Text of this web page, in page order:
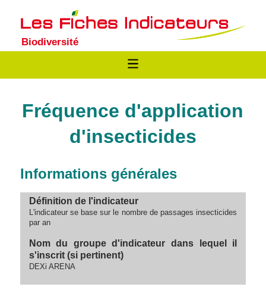
Biodiversité
Fréquence d'application
d'insecticides
Informations générales
Définition de l'indicateur
L'indicateur se base sur le nombre de passages insecticides
par an
Nom du groupe d'indicateur dans lequel il
s'inscrit (si pertinent)
DEXi ARENA